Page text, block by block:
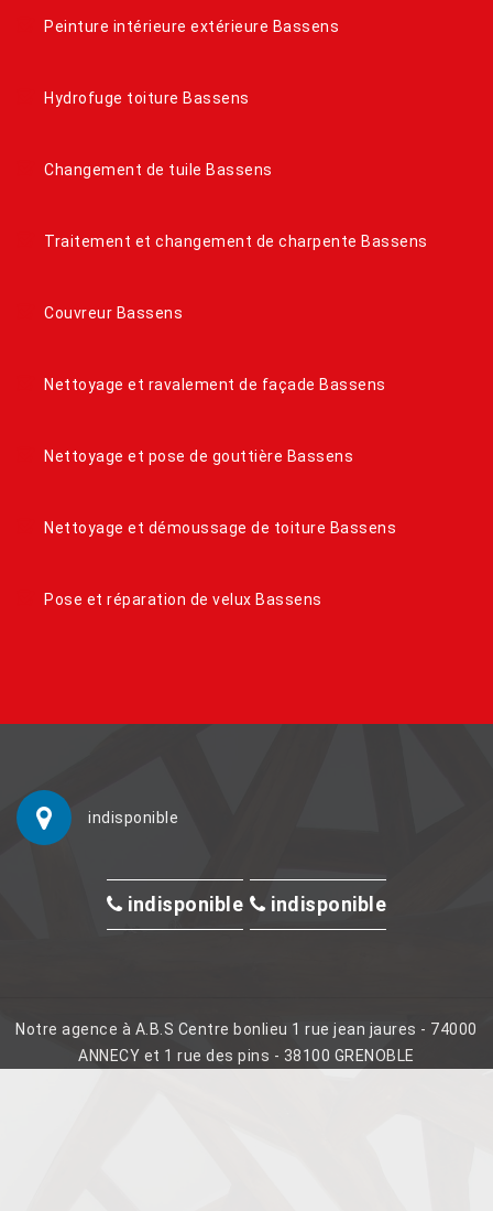
Peinture intérieure extérieure Bassens
Hydrofuge toiture Bassens
Changement de tuile Bassens
Traitement et changement de charpente Bassens
Couvreur Bassens
Nettoyage et ravalement de façade Bassens
Nettoyage et pose de gouttière Bassens
Nettoyage et démoussage de toiture Bassens
Pose et réparation de velux Bassens
indisponible
indisponible indisponible
Notre agence à A.B.S Centre bonlieu 1 rue jean jaures - 74000
ANNECY et 1 rue des pins - 38100 GRENOBLE